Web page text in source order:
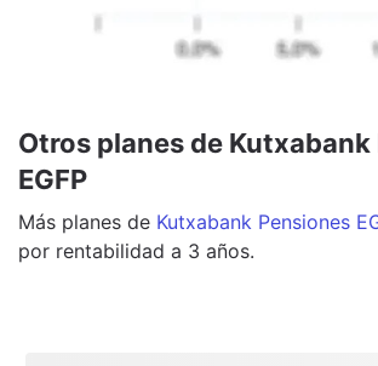
Otros planes de Kutxabank
EGFP
Más planes de Kutxabank Pensiones
por rentabilidad a 3 años.